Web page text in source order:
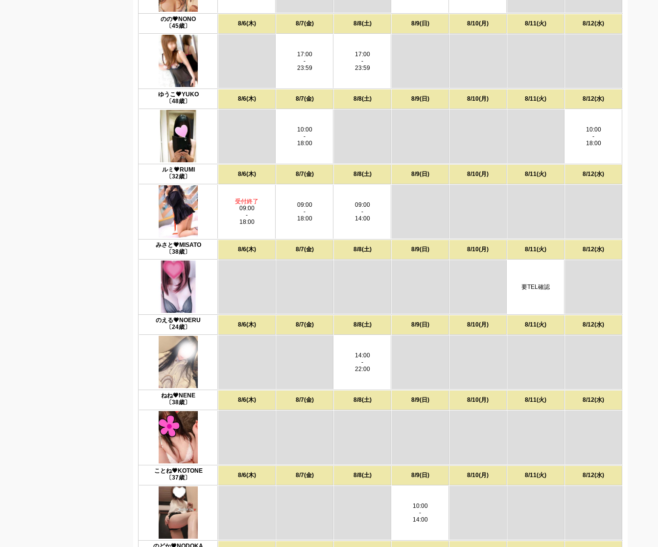
のの💗NONO
〔45歳〕
8/6(木) 8/7(金) 8/8(土) 8/9(日) 8/10(月) 8/11(火) 8/12(水)
17:00
-
23:59
17:00
-
23:59
ゆうこ💗YUKO
〔48歳〕
8/6(木) 8/7(金) 8/8(土) 8/9(日) 8/10(月) 8/11(火) 8/12(水)
10:00
-
18:00
10:00
-
18:00
ルミ💗RUMI
〔32歳〕
8/6(木) 8/7(金) 8/8(土) 8/9(日) 8/10(月) 8/11(火) 8/12(水)
受付終了
09:00
-
18:00
09:00
-
18:00
09:00
-
14:00
みさと💗MISATO
〔38歳〕
8/6(木) 8/7(金) 8/8(土) 8/9(日) 8/10(月) 8/11(火) 8/12(水)
要TEL確認
のえる💗NOERU
〔24歳〕
8/6(木) 8/7(金) 8/8(土) 8/9(日) 8/10(月) 8/11(火) 8/12(水)
14:00
-
22:00
ねね💗NENE
〔38歳〕
8/6(木) 8/7(金) 8/8(土) 8/9(日) 8/10(月) 8/11(火) 8/12(水)
ことね💗KOTONE
〔37歳〕
8/6(木) 8/7(金) 8/8(土) 8/9(日) 8/10(月) 8/11(火) 8/12(水)
10:00
-
14:00